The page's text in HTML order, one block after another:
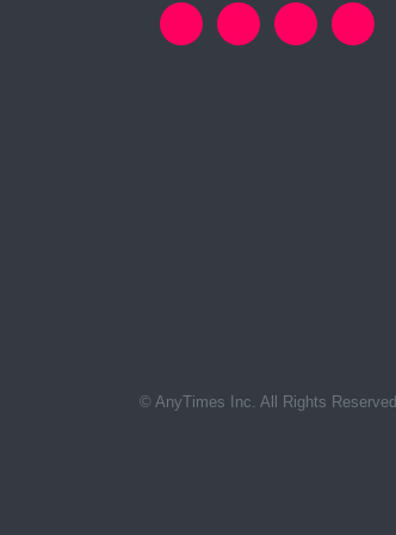
© AnyTimes Inc. All Rights Reserved